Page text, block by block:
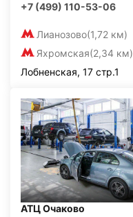
+7 (499) 110-53-06
Лианозово(1,72 км)
Яхромская(2,34 км)
Лобненская, 17 стр.1
АТЦ Очаково